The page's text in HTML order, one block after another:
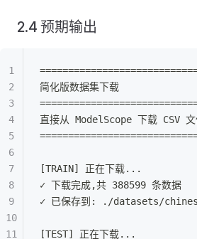
2.4 预期输出
简化版数据集下载
直接从 ModelScope 下载 CSV 文
[TRAIN] 正在下载...
✓ 下载完成,共 388599 条数据
✓ 已保存到: ./datasets/
[TEST] 正在下载...